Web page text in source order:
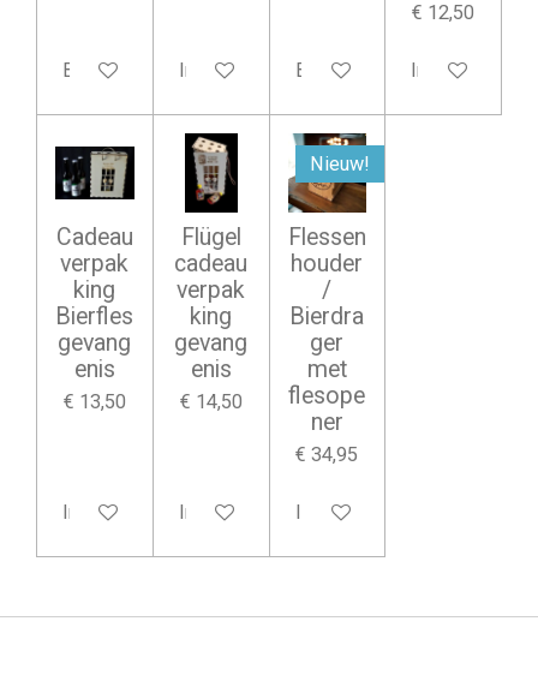
Bekijk details In winkelwagenBekijk details
€ 12,50
In
Cadeau
verpak
king
Bierfles
gevang
enis
€ 13,50
In winkelwagen
Flügel
cadeau
verpak
king
gevang
enis
€ 14,50
In winkelwagen
Nieuw!
Flessen
houder
/
Bierdra
ger
met
flesope
ner
€ 34,95
In winkelwagen